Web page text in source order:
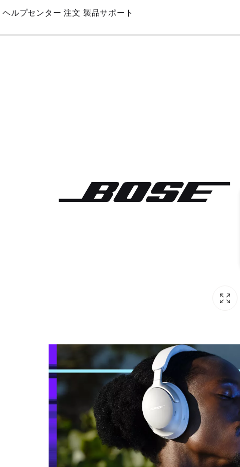
Skip
Main
ヘルプセンター 注文 製品サポート